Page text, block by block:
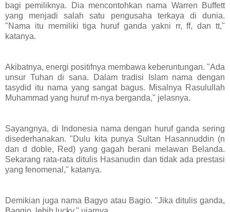
bagi pemiliknya. Dia mencontohkan nama Warren Buffett
yang menjadi salah satu pengusaha terkaya di dunia.
"Nama itu memiliki tiga huruf ganda yakni rr, ff, dan tt,"
katanya.
Akibatnya, energi positifnya membawa keberuntungan. "Ada
unsur Tuhan di sana. Dalam tradisi Islam nama dengan
tasydid itu nama yang sangat bagus. Misalnya Rasulullah
Muhammad yang huruf m-nya berganda," jelasnya.
Sayangnya, di Indonesia nama dengan huruf ganda sering
disederhanakan. "Dulu kita punya Sultan Hasannuddin (n
dan d doble, Red) yang gagah berani melawan Belanda.
Sekarang rata-rata ditulis Hasanudin dan tidak ada prestasi
yang fenomenal," katanya.
Demikian juga nama Bagyo atau Bagio. "Jika ditulis ganda,